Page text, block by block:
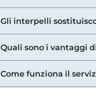
Gli interpelli
Quali sono i vantaggi
Come funziona il